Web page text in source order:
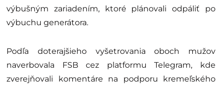
výbušným zariadením, ktoré plánovali odpáliť po
výbuchu generátora.
Podľa doterajšieho vyšetrovania oboch mužov
naverbovala FSB cez platformu Telegram, kde
zverejňovali komentáre na podporu kremeľského